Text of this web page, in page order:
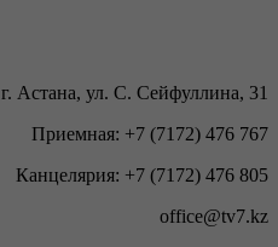
г. Астана, ул. С. Сейфуллина, 31
Приемная: +7 (7172) 476 767
Канцелярия: +7 (7172) 476 805
office@tv7.kz